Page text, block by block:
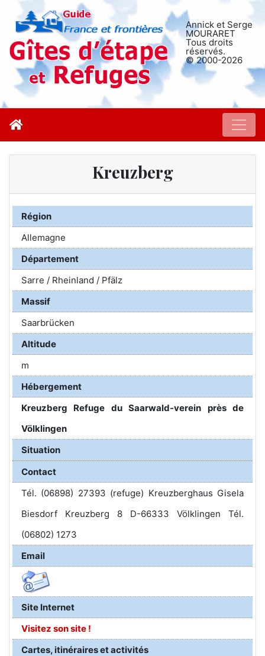
Annick et Serge
MOURARET
Tous droits
réservés.
© 2000-2026
Kreuzberg
Région
Allemagne
Département
Sarre / Rheinland / Pfälz
Massif
Saarbrücken
Altitude
m
Hébergement
Kreuzberg Refuge du Saarwald-verein près de
Völklingen
Situation
Contact
Tél. (06898) 27393 (refuge) Kreuzberghaus Gisela
Biesdorf Kreuzberg 8 D-66333 Völklingen Tél.
(06802) 1273
Email
Site Internet
Visitez son site !
Cartes, itinéraires et activités